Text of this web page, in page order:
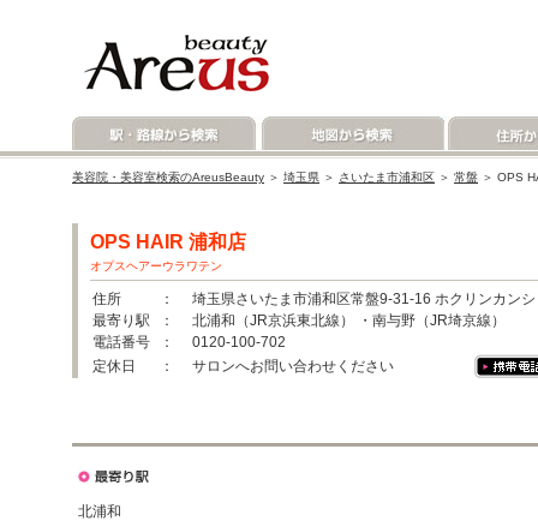
美容院・美容室検索のAreusBeauty ＞ 埼玉県 ＞ さいたま市浦和区 ＞ 常盤 ＞ OPS
OPS HAIR 浦和店
オプスヘアーウラワテン
住所
： 埼玉県さいたま市浦和区常盤9-31-16 ホクリンカン
最寄り駅
： 北浦和（JR京浜東北線） ・南与野（JR埼京線）
電話番号
： 0120-100-702
定休日
： サロンへお問い合わせください
北浦和